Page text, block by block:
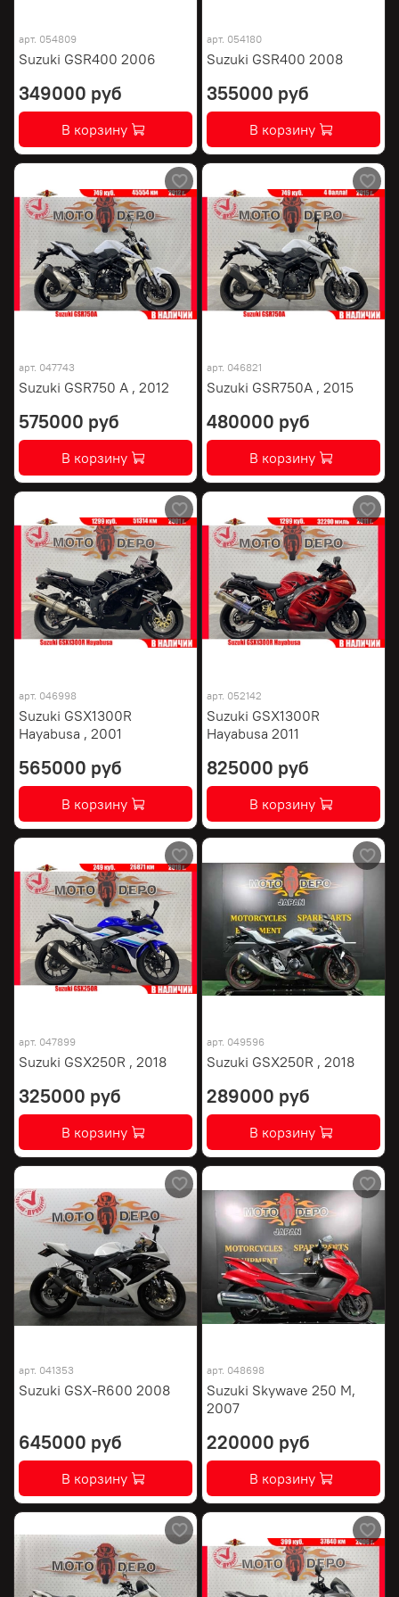
арт. 054809
Suzuki GSR400 2006
349000 руб
В корзину
арт. 054180
Suzuki GSR400 2008
355000 руб
В корзину
арт. 047743
Suzuki GSR750 A , 2012
575000 руб
В корзину
арт. 046821
Suzuki GSR750A , 2015
480000 руб
В корзину
арт. 046998
Suzuki GSX1300R
Hayabusa , 2001
565000 руб
В корзину
арт. 052142
Suzuki GSX1300R
Hayabusa 2011
825000 руб
В корзину
арт. 047899
Suzuki GSX250R , 2018
325000 руб
В корзину
арт. 049596
Suzuki GSX250R , 2018
289000 руб
В корзину
арт. 041353
Suzuki GSX-R600 2008
645000 руб
В корзину
арт. 048698
Suzuki Skywave 250 M,
2007
220000 руб
В корзину